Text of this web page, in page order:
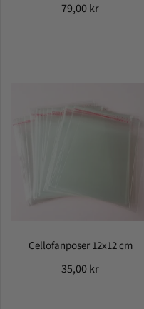
79,00 kr
Cellofanposer 12x12 cm
35,00 kr